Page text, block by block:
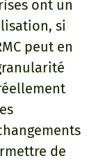
ont un
si
peut en
de